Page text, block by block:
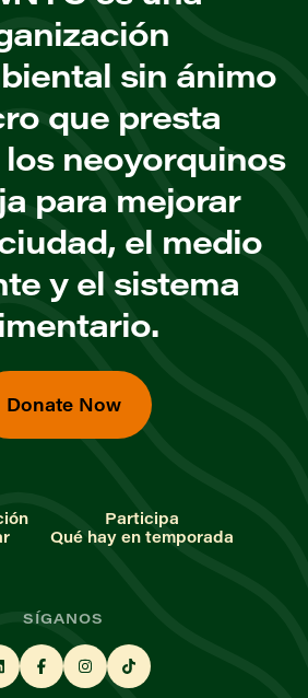
sin ánimo
que presta
neoyorquinos
para mejorar
el medio
y el sistema
Donate Now
Participa
Qué hay en temporada
SÍGANOS